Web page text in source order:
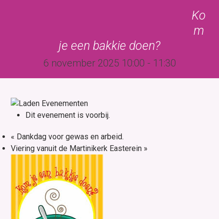
Ko
m
je een bakkie doen?
6 november 2025 10:00 - 11:30
Dit evenement is voorbij.
« Dankdag voor gewas en arbeid.
Viering vanuit de Martinikerk Easterein »